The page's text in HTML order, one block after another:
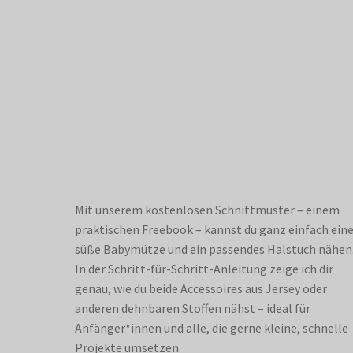
Mit unserem kostenlosen Schnittmuster – einem
praktischen Freebook – kannst du ganz einfach eine
süße Babymütze und ein passendes Halstuch
In der Schritt-für-Schritt-Anleitung zeige ich dir
genau, wie du beide Accessoires aus Jersey oder
anderen dehnbaren Stoffen nähst – ideal für
Anfänger*innen und alle, die gerne kleine, schnelle
Projekte umsetzen.